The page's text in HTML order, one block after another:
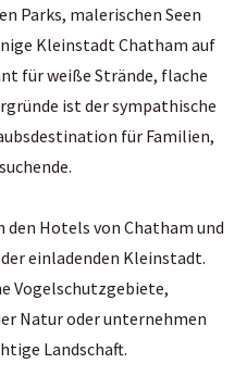
Parks, malerischen Seen
Kleinstadt Chatham auf
für weiße Strände, flache
ist der sympathische
für Familien,
den Hotels von Chatham und
einladenden Kleinstadt.
Vogelschutzgebiete,
Natur oder unternehmen
Landschaft.